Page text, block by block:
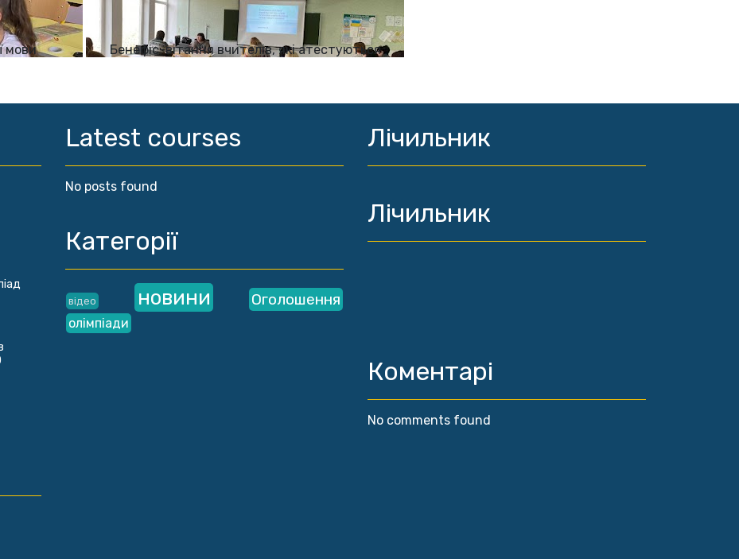
мови Бенефіс-вітання вчителів, які атестуються
Latest courses
No posts found
Категорії
відео новини Оголошення
олімпіади
Лічильник
Лічильник
Коментарі
No comments found